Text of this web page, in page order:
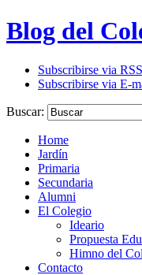
Blog del
Subscribirse via RSS
Subscribirse via E-
Buscar:
Home
Jardín
Primaria
Secundaria
Alumni
El Colegio
Ideario
Propuesta
Himno del
Contacto